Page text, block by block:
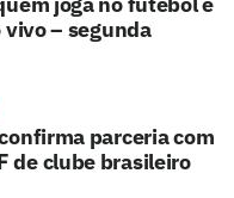
– segunda
parceria com
de clube brasileiro